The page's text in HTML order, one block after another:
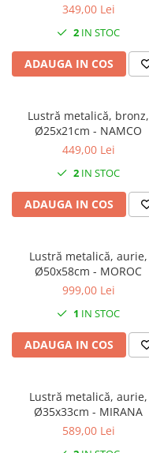
Rame foto
Ghivece si jardiniere
Accesorii pentru servire
Corpuri de iluminat
Home Office
349,00 Lei
2 IN STOC
ADAUGA IN COS
Lustră metalică, bronz,
Ø25x21cm - NAMCO
449,00 Lei
2 IN STOC
ADAUGA IN COS
Lustră metalică, aurie,
Ø50x58cm - MOROC
999,00 Lei
1 IN STOC
ADAUGA IN COS
Lustră metalică, aurie,
Ø35x33cm - MIRANA
589,00 Lei